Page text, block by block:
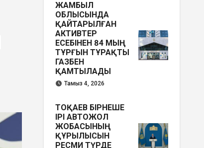
ЖАМБЫЛ
ОБЛЫСЫНДА
ҚАЙТАРЫЛҒАН
АКТИВТЕР
ЕСЕБІНЕН 84 МЫҢ
ТҰРҒЫН ТҰРАҚТЫ
ГАЗБЕН
ҚАМТЫЛАДЫ
Тамыз 4, 2026
ТОҚАЕВ БІРНЕШЕ
ІРІ АВТОЖОЛ
ЖОБАСЫНЫҢ
ҚҰРЫЛЫСЫН
РЕСМИ ТҮРДЕ